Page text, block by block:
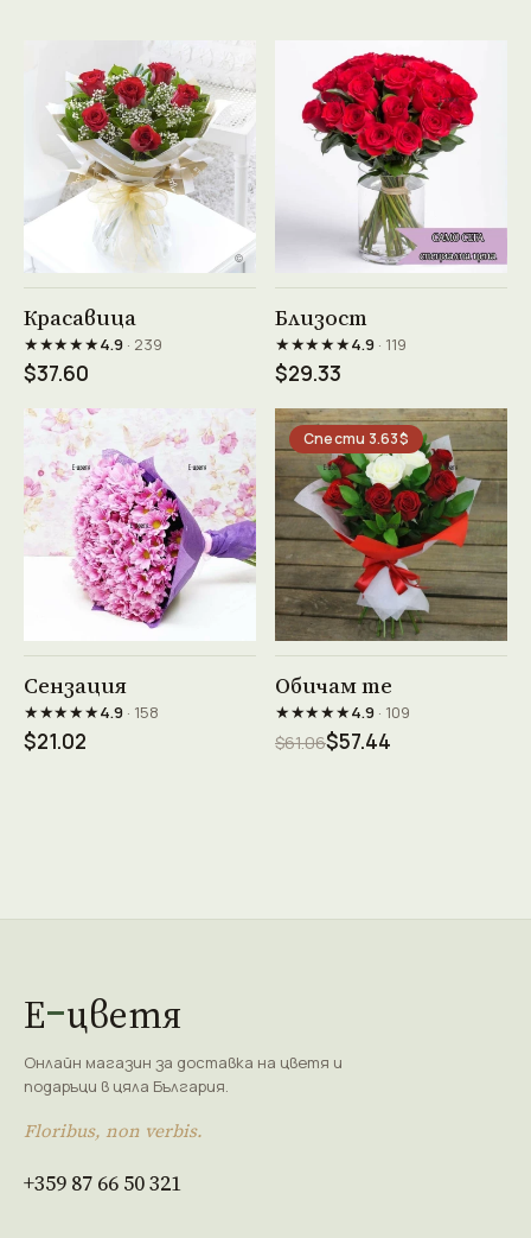
Красавица
★★★★★4.9· 239
$37.60
Близост
★★★★★4.9· 119
$29.33
Сензация
★★★★★4.9· 158
$21.02
Спести 3.63$
Обичам те
★★★★★4.9· 109
$61.06$57.44
Е цветя
Онлайн магазин за доставка на цветя и
подаръци в цяла България.
Floribus, non verbis.
+359 87 66 50 321